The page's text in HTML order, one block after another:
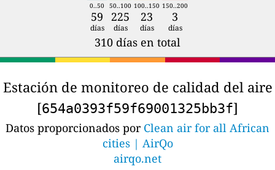
0..50 50..100 100..150 150..200
59 225 23 3
días días días días
310 días en total
Estación de monitoreo de calidad del aire
[654a0393f59f69001325bb3f]
Datos proporcionados por Clean air for all African
cities | AirQo
airqo.net